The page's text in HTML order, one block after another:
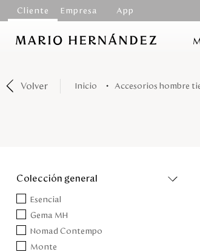
Cliente Empresa App
Volver accesorios hombre
colección general
Esencial
Gema MH
Nomad Contempo
Monte